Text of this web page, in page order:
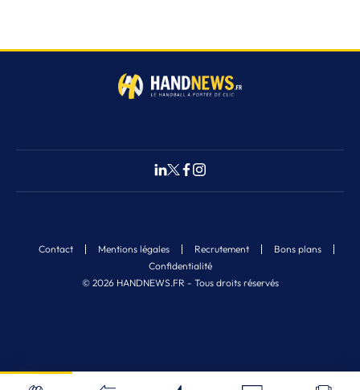
Fermer
© 2026 HANDNEWS.FR - Tous droits réservés
Contact Mentions légales Recrutement
Bons plans
Confidentialité
Nos derniers articles
2